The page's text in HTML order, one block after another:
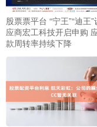
股票票平台 “宁王”“迪王
应商宏工科技开启申购
款周转率持续下降